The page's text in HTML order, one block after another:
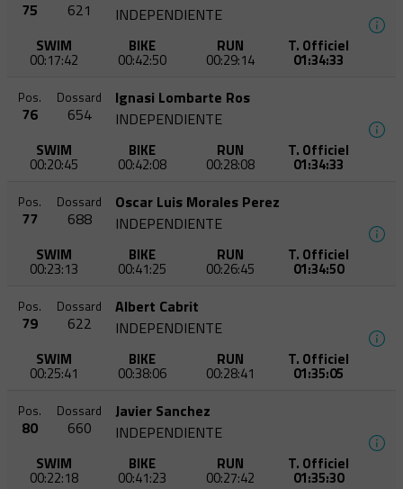
75 621
INDEPENDIENTE
SWIM
00:17:42
BIKE
00:42:50
RUN
00:29:14
T. Officiel
01:34:33
Pos.
76
Dossard
654
Ignasi Lombarte Ros
INDEPENDIENTE
SWIM
00:20:45
BIKE
00:42:08
RUN
00:28:08
T. Officiel
01:34:33
Pos.
77
Dossard
688
Oscar Luis Morales Perez
INDEPENDIENTE
SWIM
00:23:13
BIKE
00:41:25
RUN
00:26:45
T. Officiel
01:34:50
Pos.
79
Dossard
622
Albert Cabrit
INDEPENDIENTE
SWIM
00:25:41
BIKE
00:38:06
RUN
00:28:41
T. Officiel
01:35:05
Pos.
80
Dossard
660
Javier Sanchez
INDEPENDIENTE
SWIM
00:22:18
BIKE
00:41:23
RUN
00:27:42
T. Officiel
01:35:30